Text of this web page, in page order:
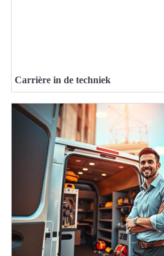
Carrière in de techniek